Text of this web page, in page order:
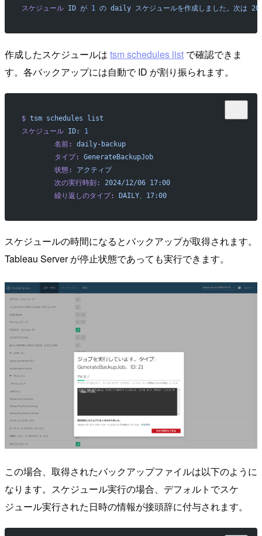
スケジュール ID が 1 の daily スケジュールを作成しました。次は
作成したスケジュールは tsm schedules list で確認できま
す。各バックアップには自動で ID が割り振られます。
$ tsm schedules list
スケジュール ID:
1
        名前:
daily-backup
        タイプ:
GenerateBackupJob
        状態:
アクティブ
        次の実行時刻:
2024/12/06 17:00
        繰り返しのタイプ:
DAILY、17:00
スケジュールの時間になるとバックアップが取得されます。
Tableau Server が停止状態であっても実行できます。
この場合、取得されたバックアップファイルは以下のように
なります。スケジュール実行の場合、デフォルトでスケ
ジュール実行された日時の情報が接頭辞に付与されます。